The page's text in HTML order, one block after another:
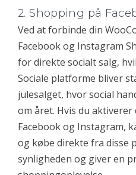
2. Shopping på
Ved at forbinde din
Facebook og Instagram
for direkte socialt salg,
Sociale platforme bliver
julesalget, hvor social
om året. Hvis du
Facebook og Instagram,
og købe direkte fra disse
synligheden og giver en